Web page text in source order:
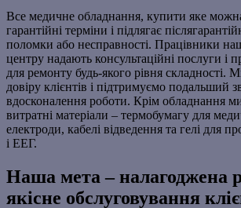
Все медичне обладнання, купити яке
гарантійні терміни і підлягає
поломки або несправності. Працівники
центру надають консультаційні послуги і
для ремонту будь-якого рівня складності.
довіру клієнтів і підтримуємо подальший
вдосконалення роботи. Крім обладнання
витратні матеріали – термобумагу для
електроди, кабелі відведення та гелі для
і ЕЕГ.
Наша мета – налагоджена
якісне обслуговування